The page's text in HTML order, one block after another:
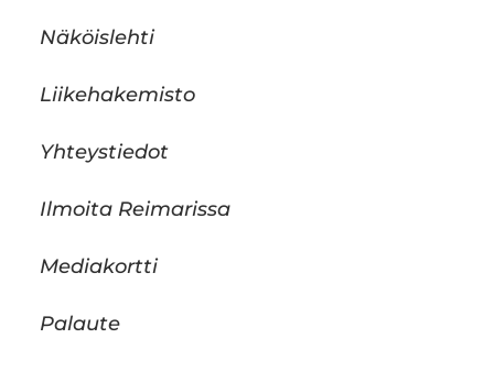
Näköislehti
Liikehakemisto
Yhteystiedot
Ilmoita Reimarissa
Mediakortti
Palaute